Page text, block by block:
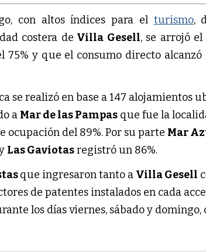
con altos índices para el turismo,
costera de Villa Gesell, se arrojó
75% y que el consumo directo alcanzó
se realizó en base a 147 alojamientos
a Mar de las Pampas que fue la
ocupación del 89%. Por su parte Mar
Las Gaviotasregistró un 86%.
que ingresaron tanto a Villa Gesell
de patentes instalados en cada
los días viernes, sábado y domingo,